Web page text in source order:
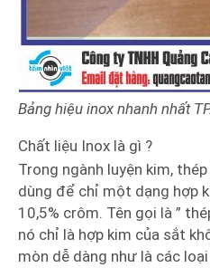
Bảng hiệu inox nhanh nhất
Chất liệu Inox là gì ?
Trong ngành luyện kim,
dùng để chỉ một dạng hợp
10,5% crôm. Tên gọi là ”
nó chỉ là hợp kim của sắt
mòn dễ dàng như là các